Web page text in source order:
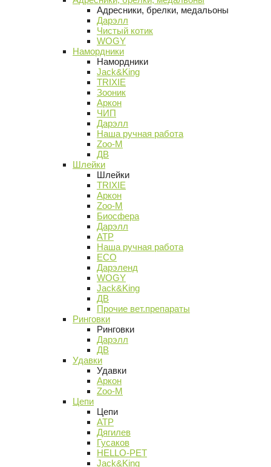
Адресники, брелки, медальоны
Дарэлл
Чистый котик
WOGY
Намордники
Намордники
Jack&King
TRIXIE
Зооник
Аркон
ЧИП
Дарэлл
Наша ручная работа
Zoo-M
ДВ
Шлейки
Шлейки
TRIXIE
Аркон
Zoo-M
Биосфера
Дарэлл
АТР
Наша ручная работа
ECO
Дарэленд
WOGY
Jack&King
ДВ
Прочие вет.препараты
Ринговки
Ринговки
Дарэлл
ДВ
Удавки
Удавки
Аркон
Zoo-M
Цепи
Цепи
АТР
Дягилев
Гусаков
HELLO-PET
Jack&King